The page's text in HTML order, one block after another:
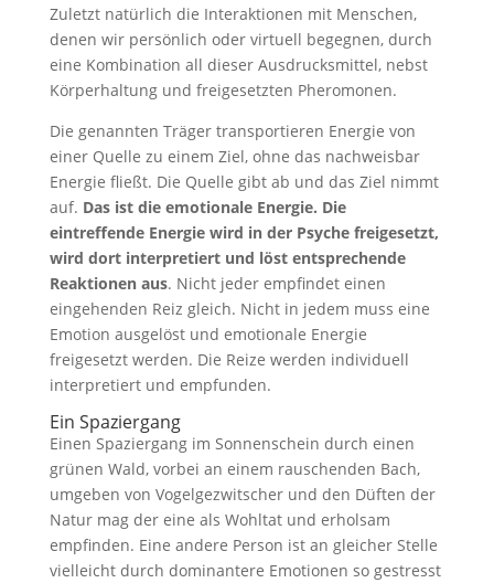
Zuletzt natürlich die Interaktionen mit Menschen,
denen wir persönlich oder virtuell begegnen, durch
eine Kombination all dieser Ausdrucksmittel, nebst
Körperhaltung und freigesetzten Pheromonen.
Die genannten Träger transportieren Energie von
einer Quelle zu einem Ziel, ohne das nachweisbar
Energie fließt. Die Quelle gibt ab und das Ziel nimmt
auf. Das ist die emotionale Energie. Die
eintreffende Energie wird in der Psyche freigesetzt,
wird dort interpretiert und löst entsprechende
Reaktionen aus. Nicht jeder empfindet einen
eingehenden Reiz gleich. Nicht in jedem muss eine
Emotion ausgelöst und emotionale Energie
freigesetzt werden. Die Reize werden individuell
interpretiert und empfunden.
Ein Spaziergang
Einen Spaziergang im Sonnenschein durch einen
grünen Wald, vorbei an einem rauschenden Bach,
umgeben von Vogelgezwitscher und den Düften der
Natur mag der eine als Wohltat und erholsam
empfinden. Eine andere Person ist an gleicher Stelle
vielleicht durch dominantere Emotionen so gestresst